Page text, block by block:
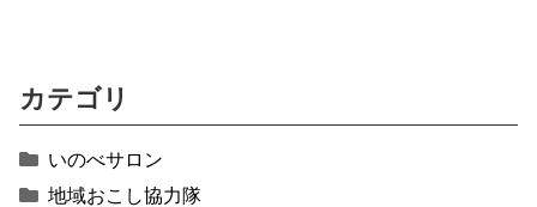
カテゴリ
いのべサロン
地域おこし協力隊